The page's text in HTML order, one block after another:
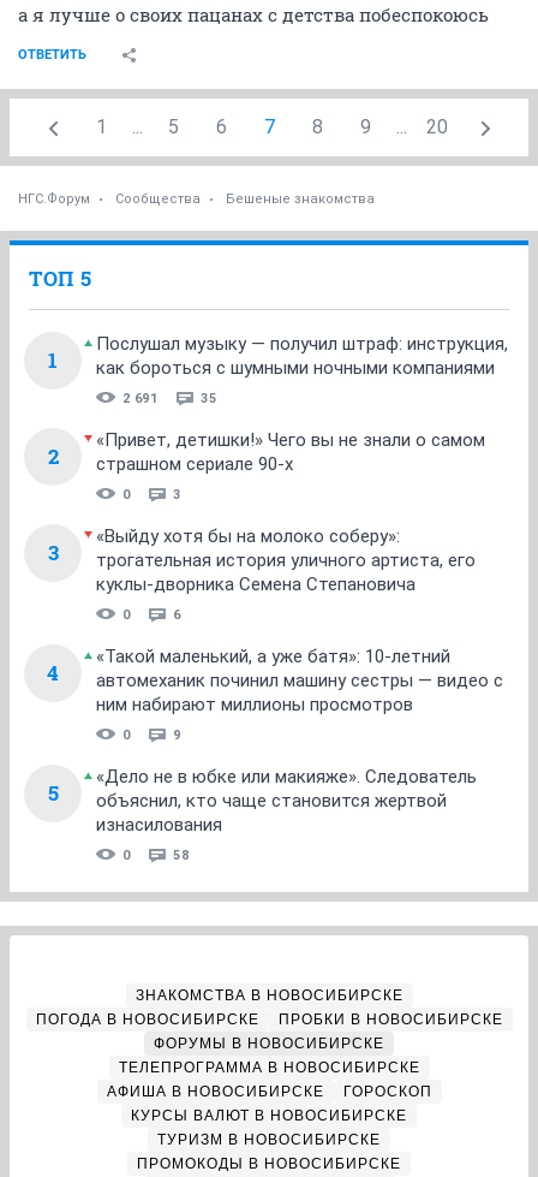
а я лучше о своих пацанах с детства побеспокоюсь
ОТВЕТИТЬ
1 ... 5 6 7 8 9 ... 20
НГС.Форум Сообщества Бешеные знакомства
ТОП 5
1
Послушал музыку — получил штраф: инструкция,
как бороться с шумными ночными компаниями
2 691 35
2
«Привет, детишки!» Чего вы не знали о самом
страшном сериале 90-х
0 3
3
«Выйду хотя бы на молоко соберу»:
трогательная история уличного артиста, его
куклы-дворника Семена Степановича
0 6
4
«Такой маленький, а уже батя»: 10-летний
автомеханик починил машину сестры — видео с
ним набирают миллионы просмотров
0 9
5
«Дело не в юбке или макияже». Следователь
объяснил, кто чаще становится жертвой
изнасилования
0 58
ЗНАКОМСТВА В НОВОСИБИРСКЕ
ПОГОДА В НОВОСИБИРСКЕ
ПРОБКИ В НОВОСИБИРСКЕ
ФОРУМЫ В НОВОСИБИРСКЕ
ТЕЛЕПРОГРАММА В НОВОСИБИРСКЕ
АФИША В НОВОСИБИРСКЕ
ГОРОСКОП
КУРСЫ ВАЛЮТ В НОВОСИБИРСКЕ
ТУРИЗМ В НОВОСИБИРСКЕ
ПРОМОКОДЫ В НОВОСИБИРСКЕ